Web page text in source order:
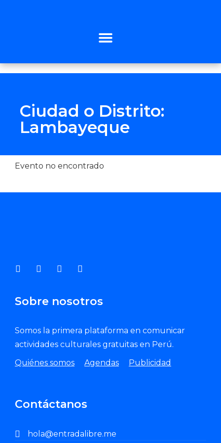
Ciudad o Distrito:
Lambayeque
Evento no encontrado
Sobre nosotros
Somos la primera plataforma en comunicar
actividades culturales gratuitas en Perú.
Quiénes somos
Agendas Publicidad
Contáctanos
hola@entradalibre.me